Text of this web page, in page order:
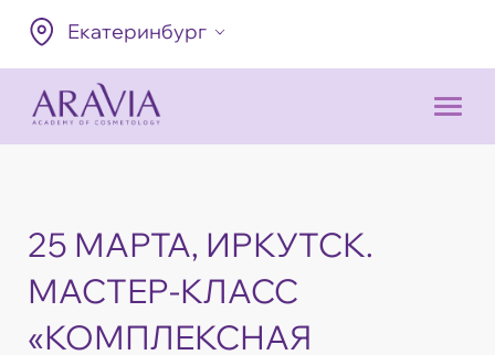
Екатеринбург
25 МАРТА, ИРКУТСК.
МАСТЕР-КЛАСС
«КОМПЛЕКСНАЯ